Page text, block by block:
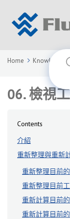
Home Knowledge
06. 檢視
Contents
介紹
重新整理與重新
重新整理目前
重新整理目前
重新計算目前
重新計算目前